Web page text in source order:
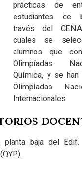
prácticas de
estudiantes de
través del
cuales se
alumnos que
Olimpíadas
Química, y se han
Olimpíadas
Internacionales.
planta baja del